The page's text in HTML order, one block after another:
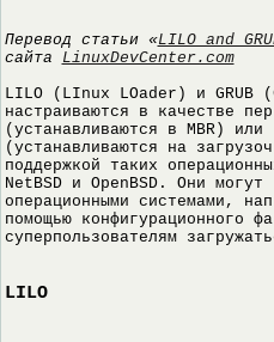
Перевод статьи «LILO and
сайта LinuxDevCenter.com
LILO (LInux LOader) и GRUB
настраиваются в качестве
(устанавливаются в MBR) или
(устанавливаются на
поддержкой таких
NetBSD и OpenBSD. Они
операционными системами,
помощью конфигурационного
суперпользователям
LILO